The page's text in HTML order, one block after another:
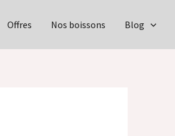
Offres Nos boissons Blog